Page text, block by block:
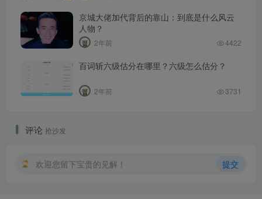
京城大佬加代背后的靠山：到底是什么风云
人物？
2年前 4422
百词斩六级估分在哪里？六级怎么估分？
2年前 3731
评论 抢沙发
欢迎您留下宝贵的见解！ 提交